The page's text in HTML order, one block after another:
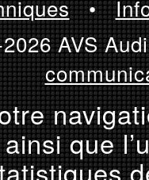
•
AVS
que